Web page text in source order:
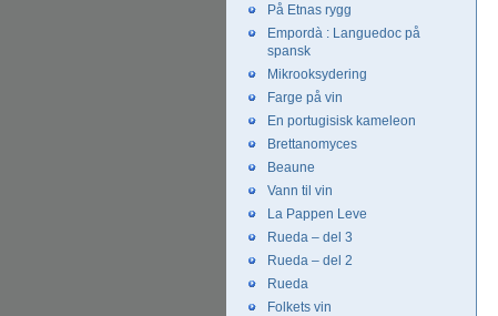
På Etnas rygg
Empordà : Languedoc på
spansk
Mikrooksydering
Farge på vin
En portugisisk kameleon
Brettanomyces
Beaune
Vann til vin
La Pappen Leve
Rueda – del 3
Rueda – del 2
Rueda
Folkets vin